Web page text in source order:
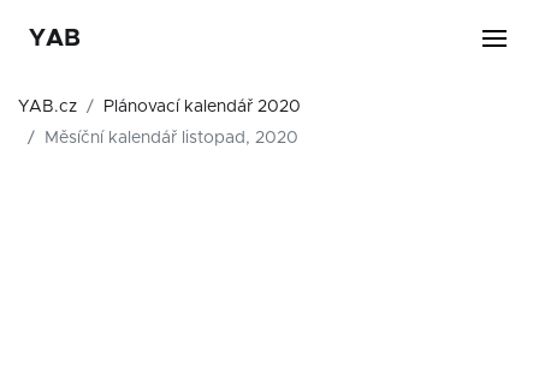
YAB
YAB.cz
Plánovací kalendář 2020
Měsíční kalendář listopad, 2020